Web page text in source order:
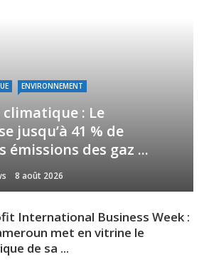
ENVIRONNEMENT
: Le
jusqu’à 41 % de
émissions des gaz ...
8 août 2026
International Business Week :
met en vitrine le
de sa ...